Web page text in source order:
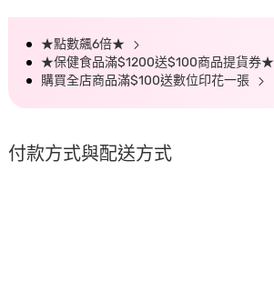
★點數飆6倍★
★保健食品滿$1200送$100商品提貨券★
購買全店商品滿$100送數位印花一張
付款方式與配送方式